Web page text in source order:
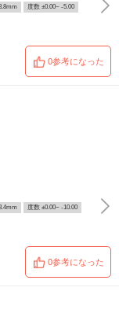
度数 ±0.00~ -5.00
0参考になった
度数 ±0.00~ -10.00
0参考になった